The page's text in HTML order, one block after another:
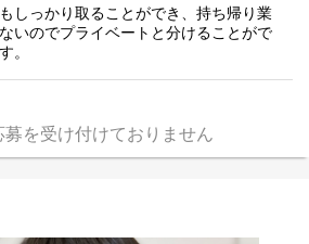
しっかり取ることができ、持ち帰り業
いのでプライベートと分けることがで
。
募を受け付けておりません